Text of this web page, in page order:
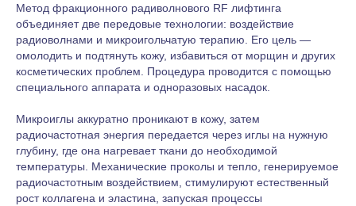
Метод фракционного радиволнового RF лифтинга
объединяет две передовые технологии: воздействие
радиоволнами и микроигольчатую терапию. Его цель —
омолодить и подтянуть кожу, избавиться от морщин и других
косметических проблем. Процедура проводится с помощью
специального аппарата и одноразовых насадок.
Микроиглы аккуратно проникают в кожу, затем
радиочастотная энергия передается через иглы на нужную
глубину, где она нагревает ткани до необходимой
температуры. Механические проколы и тепло, генерируемое
радиочастотным воздействием, стимулируют естественный
рост коллагена и эластина, запуская процессы